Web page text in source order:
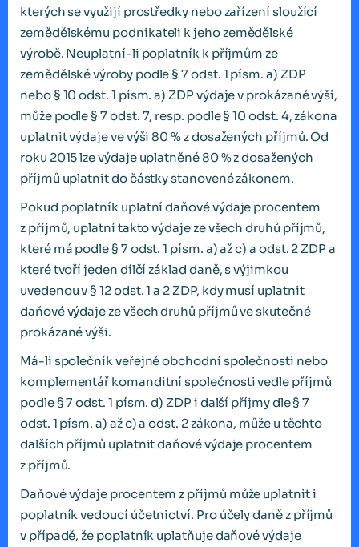
kterých se využijí prostředky nebo zařízení sloužící
zemědělskému podnikateli k jeho zemědělské
výrobě. Neuplatní-li poplatník k příjmům ze
zemědělské výroby podle § 7 odst. 1 písm. a) ZDP
nebo § 10 odst. 1 písm. a) ZDP výdaje v prokázané výši,
může podle § 7 odst. 7, resp. podle § 10 odst. 4, zákona
uplatnit výdaje ve výši 80 % z dosažených příjmů. Od
roku 2015 lze výdaje uplatněné 80 % z dosažených
příjmů uplatnit do částky stanovené zákonem.
Pokud poplatník uplatní daňové výdaje procentem
z příjmů, uplatní takto výdaje ze všech druhů příjmů,
které má podle § 7 odst. 1 písm. a) až c) a odst. 2 ZDP a
které tvoří jeden dílčí základ daně, s výjimkou
uvedenou v § 12 odst. 1 a 2 ZDP, kdy musí uplatnit
daňové výdaje ze všech druhů příjmů ve skutečné
prokázané výši.
Má-li společník veřejné obchodní společnosti nebo
komplementář komanditní společnosti vedle příjmů
podle § 7 odst. 1 písm. d) ZDP i další příjmy dle § 7
odst. 1 písm. a) až c) a odst. 2 zákona, může u těchto
dalších příjmů uplatnit daňové výdaje procentem
z příjmů.
Daňové výdaje procentem z příjmů může uplatnit i
poplatník vedoucí účetnictví. Pro účely daně z příjmů
v případě, že poplatník uplatňuje daňové výdaje